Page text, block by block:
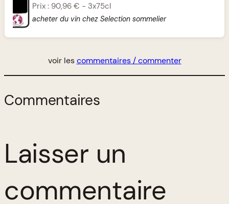
Prix : 90,96 € - 3x75cl
acheter du vin chez Selection sommelier
voir lescommentaires / commenter
Commentaires
Laisser un
commentaire